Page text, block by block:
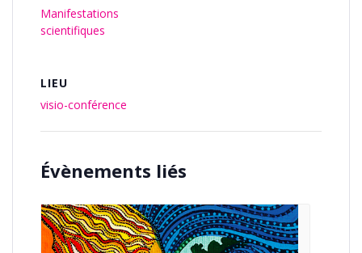
Manifestations
scientifiques
LIEU
visio-conférence
Évènements liés